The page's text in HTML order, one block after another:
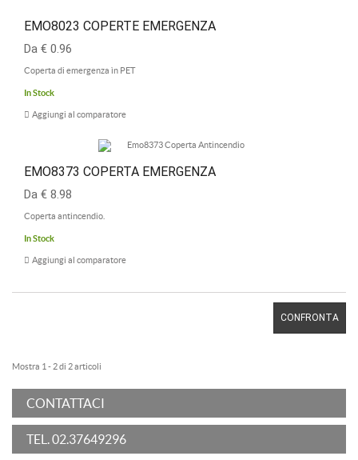
EMO8023 COPERTE EMERGENZA
Da € 0.96
Coperta di emergenza ìn PET
In Stock
Aggiungi al comparatore
EMO8373 COPERTA EMERGENZA
Da € 8.98
Coperta antincendio.
In Stock
Aggiungi al comparatore
CONFRONTA
Mostra 1 - 2 di 2 articoli
CONTATTACI
TEL. 02.37649296